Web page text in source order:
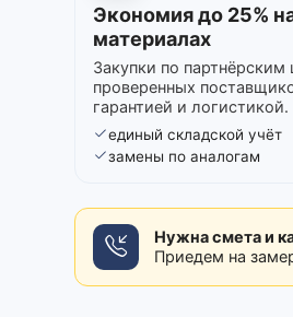
Экономия до 25%
материалах
Закупки по партнёрским
проверенных
гарантией и логистикой.
единый складской учёт
замены по аналогам
Нужна смета и
Приедем на